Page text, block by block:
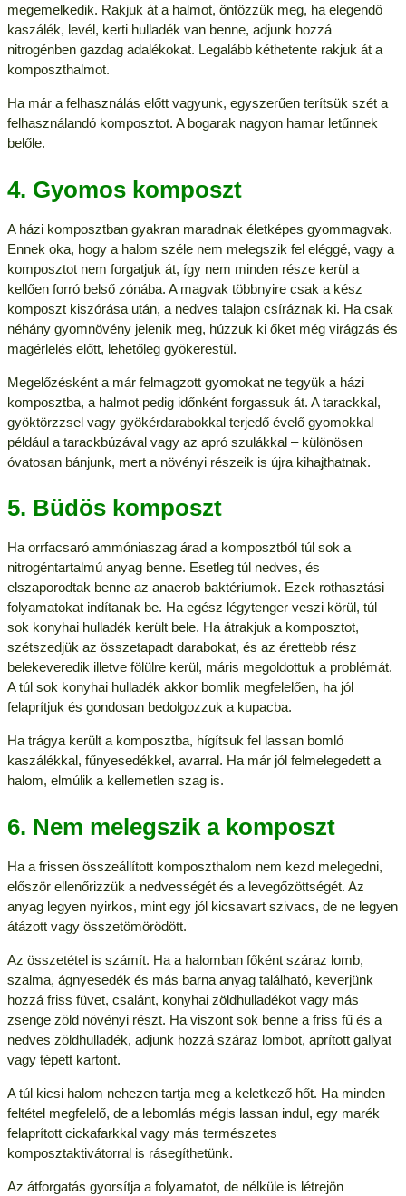
megemelkedik. Rakjuk át a halmot, öntözzük meg, ha elegendő
kaszálék, levél, kerti hulladék van benne, adjunk hozzá
nitrogénben gazdag adalékokat. Legalább kéthetente rakjuk át a
komposzthalmot.
Ha már a felhasználás előtt vagyunk, egyszerűen terítsük szét a
felhasználandó komposztot. A bogarak nagyon hamar letűnnek
belőle.
4. Gyomos komposzt
A házi komposztban gyakran maradnak életképes gyommagvak.
Ennek oka, hogy a halom széle nem melegszik fel eléggé, vagy a
komposztot nem forgatjuk át, így nem minden része kerül a
kellően forró belső zónába. A magvak többnyire csak a kész
komposzt kiszórása után, a nedves talajon csíráznak ki. Ha csak
néhány gyomnövény jelenik meg, húzzuk ki őket még virágzás és
magérlelés előtt, lehetőleg gyökerestül.
Megelőzésként a már felmagzott gyomokat ne tegyük a házi
komposztba, a halmot pedig időnként forgassuk át. A tarackkal,
gyöktörzzsel vagy gyökérdarabokkal terjedő évelő gyomokkal –
például a tarackbúzával vagy az apró szulákkal – különösen
óvatosan bánjunk, mert a növényi részeik is újra kihajthatnak.
5. Büdös komposzt
Ha orrfacsaró ammóniaszag árad a komposztból túl sok a
nitrogéntartalmú anyag benne. Esetleg túl nedves, és
elszaporodtak benne az anaerob baktériumok. Ezek rothasztási
folyamatokat indítanak be. Ha egész légytenger veszi körül, túl
sok konyhai hulladék került bele. Ha átrakjuk a komposztot,
szétszedjük az összetapadt darabokat, és az érettebb rész
belekeveredik illetve fölülre kerül, máris megoldottuk a problémát.
A túl sok konyhai hulladék akkor bomlik megfelelően, ha jól
felaprítjuk és gondosan bedolgozzuk a kupacba.
Ha trágya került a komposztba, hígítsuk fel lassan bomló
kaszálékkal, fűnyesedékkel, avarral. Ha már jól felmelegedett a
halom, elmúlik a kellemetlen szag is.
6. Nem melegszik a komposzt
Ha a frissen összeállított komposzthalom nem kezd melegedni,
először ellenőrizzük a nedvességét és a levegőzöttségét. Az
anyag legyen nyirkos, mint egy jól kicsavart szivacs, de ne legyen
átázott vagy összetömörödött.
Az összetétel is számít. Ha a halomban főként száraz lomb,
szalma, ágnyesedék és más barna anyag található, keverjünk
hozzá friss füvet, csalánt, konyhai zöldhulladékot vagy más
zsenge zöld növényi részt. Ha viszont sok benne a friss fű és a
nedves zöldhulladék, adjunk hozzá száraz lombot, aprított gallyat
vagy tépett kartont.
A túl kicsi halom nehezen tartja meg a keletkező hőt. Ha minden
feltétel megfelelő, de a lebomlás mégis lassan indul, egy marék
felaprított cickafarkkal vagy más természetes
komposztaktivátorral is rásegíthetünk.
Az átforgatás gyorsítja a folyamatot, de nélküle is létrejön